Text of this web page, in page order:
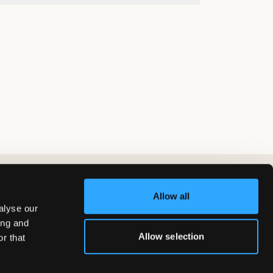
our
and
that
Allow all
Allow selection